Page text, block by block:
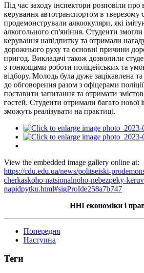
Під час заходу інспектори розповіли про
керування автотранспортом в тверезому
продемонстрували алкоокуляри, які
алкогольного сп'яніння. Студенти змогли
керування напідпитку та отримали
дорожнього руху та основні причини
пригод. Викладачі також дозволили
з тонкощами роботи поліцейських та
відбору. Молодь була дуже зацікавлена
до обговорення разом з офіцерами
поставити запитання та отримати
гостей. Студенти отримали багато нової
зможуть реалізувати на практиці.
View the embedded image gallery online at:
https://cdu.edu.ua/news/politseiski-
cherkaskoho-natsionalnoho-nebezpeky-
napidpytku.html#sigProIde258a7b747
ННІ економіки і
Попередня
Наступна
Теги